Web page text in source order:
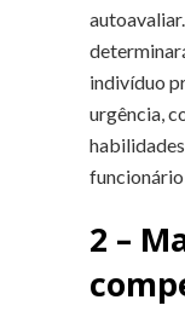
indivíduo
urgência,
2 –